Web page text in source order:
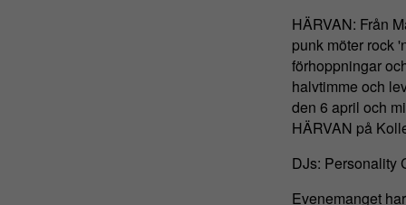
HÄRVAN: Från
punk möter rock
förhoppningar
halvtimme och
den 6 april och
HÄRVAN på
DJs: Personality
Evenemanget